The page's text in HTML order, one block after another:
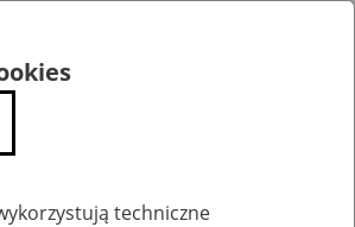
techniczne